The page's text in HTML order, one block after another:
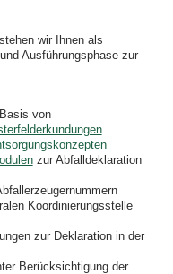
wir Ihnen als
Ausführungsphase zur
von
zur Abfalldeklaration
Koordinierungsstelle
zur Deklaration in der
Berücksichtigung der